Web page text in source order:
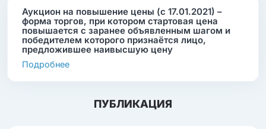
Аукцион на повышение цены (с 17.01.2021) –
форма торгов, при котором стартовая цена
повышается с заранее объявленным шагом и
победителем которого признаётся лицо,
предложившее наивысшую цену
Подробнее
ПУБЛИКАЦИЯ